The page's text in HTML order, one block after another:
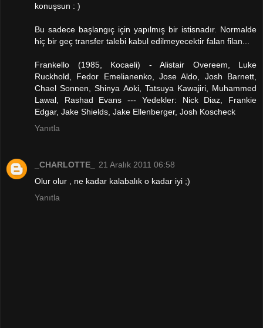
konuşsun : )
Bu sadece başlangıç için yapılmış bir istisnadır. Normalde
hiç bir geç transfer talebi kabul edilmeyecektir falan filan...
Frankello (1985, Kocaeli) - Alistair Overeem, Luke
Ruckhold, Fedor Emelianenko, Jose Aldo, Josh Barnett,
Chael Sonnen, Shinya Aoki, Tatsuya Kawajiri, Muhammed
Lawal, Rashad Evans --- Yedekler: Nick Diaz, Frankie
Edgar, Jake Shields, Jake Ellenberger, Josh Koscheck
Yanıtla
_CHARLOTTE_
21 Aralık 2011 06:58
Olur olur , ne kadar kalabalık o kadar iyi ;)
Yanıtla